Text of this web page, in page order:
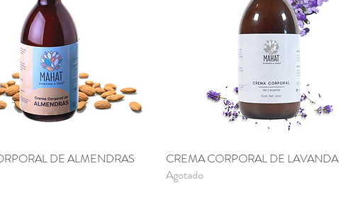
Vista rápidaDE ALMENDRAS
Vista rápida
CREMA CORPORAL DE LAVANDA
Agotado